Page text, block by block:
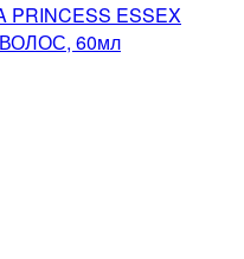
PRINCESS ESSEX
60мл